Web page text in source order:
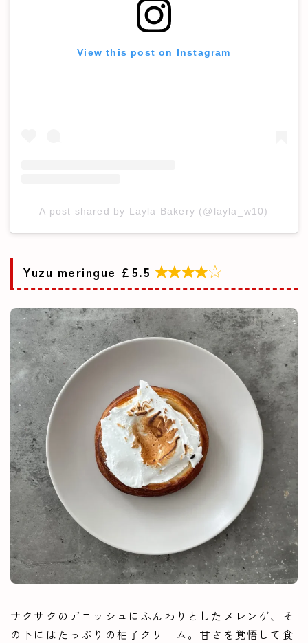
View this post on Instagram
A post shared by Layla Bakery (@layla_w10)
Yuzu meringue £5.5 
サクサクのデニッシュにふんわりとしたメレンゲ、そ
の下にはたっぷりの柚子クリーム。甘さを覚悟して食